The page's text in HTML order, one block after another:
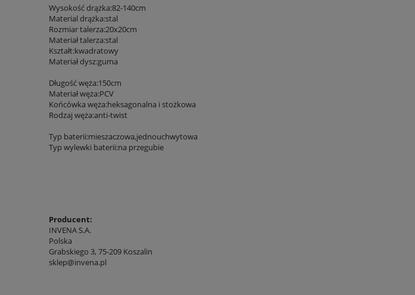
Wysokość drążka:82-140cm
Material drążka:stal
Rozmiar talerza:20x20cm
Materiał talerza:stal
Kształt:kwadratowy
Materiał dysz:guma
Długość węża:150cm
Materiał węża:PCV
Końcówka węża:heksagonalna i stożkowa
Rodzaj węża:anti-twist
Typ baterii:mieszaczowa,jednouchwytowa
Typ wylewki baterii:na przegubie
Producent:
INVENA S.A.
Polska
Grabskiego 3, 75-209 Koszalin
sklep@invena.pl